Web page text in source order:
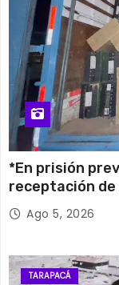
*En prisión
receptación
millones*
Ago 5, 2026
TARAPACÁ